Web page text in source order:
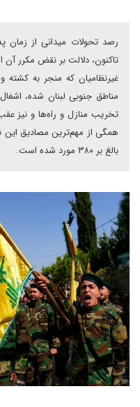
رصد تحولات میدانی از
تاکنون، دلالت بر نقض مکرر آن
مناطق جنوبی لبنان شده،
تخریب منازل و راه‌ها و نیز
همگی از مهم‌ترین مصادیق این
بالغ بر ۳۸۰ مورد شده است.